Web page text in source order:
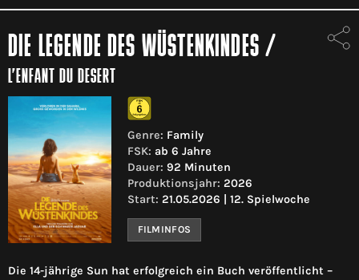
DIE LEGENDE DES WÜSTENKINDES /
L’ENFANT DU DESERT
Genre: Family
FSK: ab 6 Jahre
Dauer: 92 Minuten
Produktionsjahr: 2026
Start: 21.05.2026 | 12. Spielwoche
FILMINFOS
Die 14-jährige Sun hat erfolgreich ein Buch veröffentlicht –